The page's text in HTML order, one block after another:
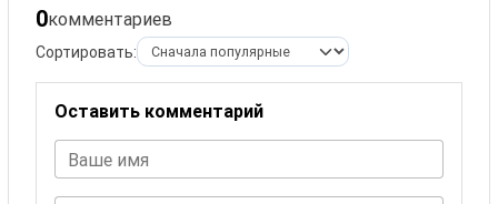
0комментариев
Сортировать:
Оставить комментарий
Ваше имя